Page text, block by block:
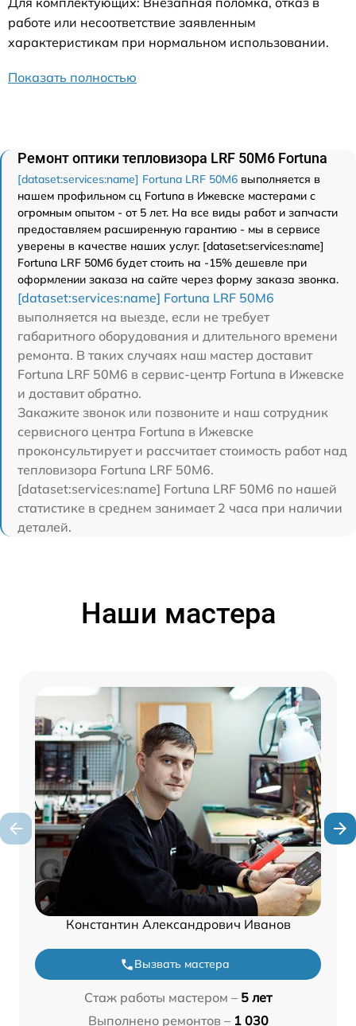
работе или несоответствие заявленным
характеристикам при нормальном использовании.
Показать полностью
Ремонт оптики тепловизора LRF 50M6 Fortuna
[dataset:services:name] Fortuna LRF 50M6 выполняется в
нашем профильном сц Fortuna в Ижевске мастерами с
огромным опытом - от 5 лет. На все виды работ и запчасти
предоставляем расширенную гарантию - мы в сервисе
уверены в качестве наших услуг. [dataset:services:name]
Fortuna LRF 50M6 будет стоить на -15% дешевле при
оформлении заказа на сайте через форму заказа звонка.
[dataset:services:name] Fortuna LRF 50M6
выполняется на выезде, если не требует
габаритного оборудования и длительного времени
ремонта. В таких случаях наш мастер доставит
Fortuna LRF 50M6 в сервис-центр Fortuna в Ижевске
и доставит обратно.
Закажите звонок или позвоните и наш сотрудник
сервисного центра Fortuna в Ижевске
проконсультирует и рассчитает стоимость работ над
тепловизора Fortuna LRF 50M6.
[dataset:services:name] Fortuna LRF 50M6 по нашей
статистике в среднем занимает 2 часа при наличии
деталей.
Наши мастера
Константин Александрович Иванов
Вызвать мастера
Стаж работы мастером – 5 лет
Выполнено ремонтов – 1 030